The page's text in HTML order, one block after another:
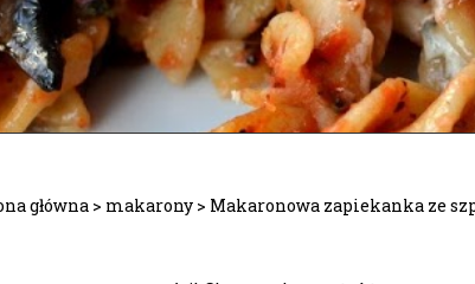
główna > makarony > Makaronowa zapiekanka ze